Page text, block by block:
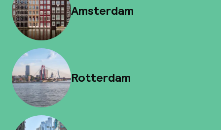
Amsterdam
Rotterdam